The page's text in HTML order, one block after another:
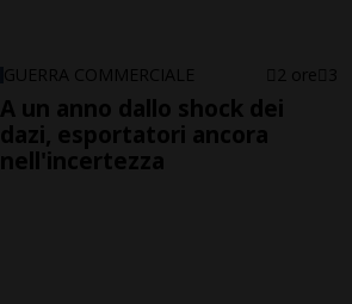
GUERRA COMMERCIALE 2 ore 3
A un anno dallo shock dei
dazi, esportatori ancora
nell'incertezza